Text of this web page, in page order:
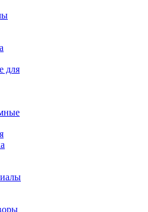
для